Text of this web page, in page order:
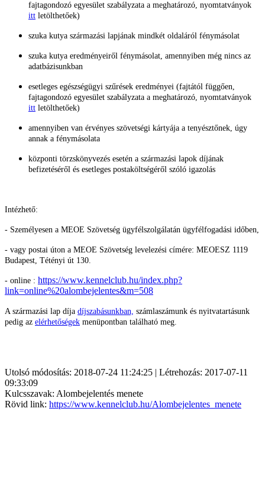
fajtagondozó egyesület szabályzata a meghatározó, nyomtatványok
itt letölthetőek)
szuka kutya származási lapjának mindkét oldaláról fénymásolat
szuka kutya eredményeiről fénymásolat, amennyiben még nincs az
adatbázisunkban
esetleges egészségügyi szűrések eredményei (fajtától függően,
fajtagondozó egyesület szabályzata a meghatározó, nyomtatványok
itt letölthetőek)
amennyiben van érvényes szövetségi kártyája a tenyésztőnek, úgy
annak a fénymásolata
központi törzskönyvezés esetén a származási lapok díjának
befizetéséről és esetleges postaköltségéről szóló igazolás
Intézhető:
- Személyesen a MEOE Szövetség ügyfélszolgálatán ügyfélfogadási időben,
- vagy postai úton a MEOE Szövetség levelezési címére: MEOESZ 1119
Budapest, Tétényi út 130.
- online : https://www.kennelclub.hu/index.php?
link=online%20alombejelentes&m=508
A származási lap díja díjszabásunkban, számlaszámunk és nyitvatartásunk
pedig az elérhetőségek menüpontban található meg.
Utolsó módosítás: 2018-07-24 11:24:25 | Létrehozás: 2017-07-11
09:33:09
Kulcsszavak: Alombejelentés menete
Rövid link: https://www.kennelclub.hu/Alombejelentes_menete